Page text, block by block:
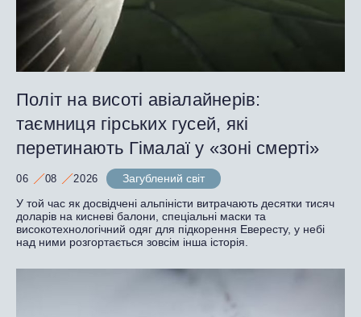
Політ на висоті авіалайнерів:
таємниця гірських гусей, які
перетинають Гімалаї у «зоні смерті»
06 08 2026
Загублений світ
У той час як досвідчені альпіністи витрачають десятки тисяч
доларів на кисневі балони, спеціальні маски та
високотехнологічний одяг для підкорення Евересту, у небі
над ними розгортається зовсім інша історія.